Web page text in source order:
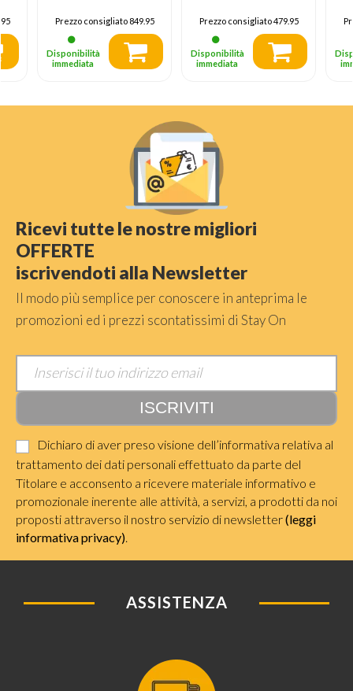
Moonstone Gray
Prezzo consigliato849.95
Disponibilità
immediata
512 GB SSD Wi-Fi
6 (802.11ax)
Windows 11 Home
Italiano Argento
Prezzo consigliato479.95
Disponibilità
immediata
Ricevi tutte le nostre migliori
OFFERTE
iscrivendoti alla Newsletter
Il modo più semplice per conoscere in anteprima le
promozioni ed i prezzi scontatissimi di Stay On
Dichiaro di aver preso visione dell’informativa relativa al
trattamento dei dati personali effettuato da parte del
Titolare e acconsento a ricevere materiale informativo e
promozionale inerente alle attività, a servizi, a prodotti da noi
proposti attraverso il nostro servizio di newsletter(leggi
informativa privacy).
ASSISTENZA